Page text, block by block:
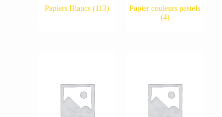
Papiers Blancs(113)
Papier couleurs pastels
(4)